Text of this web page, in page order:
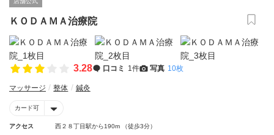
ＫＯＤＡＭＡ治療院
3.28 口コミ 1件 写真 10枚
マッサージ 整体 鍼灸
カード可
アクセス 西２８丁目駅から190m （徒歩3分）